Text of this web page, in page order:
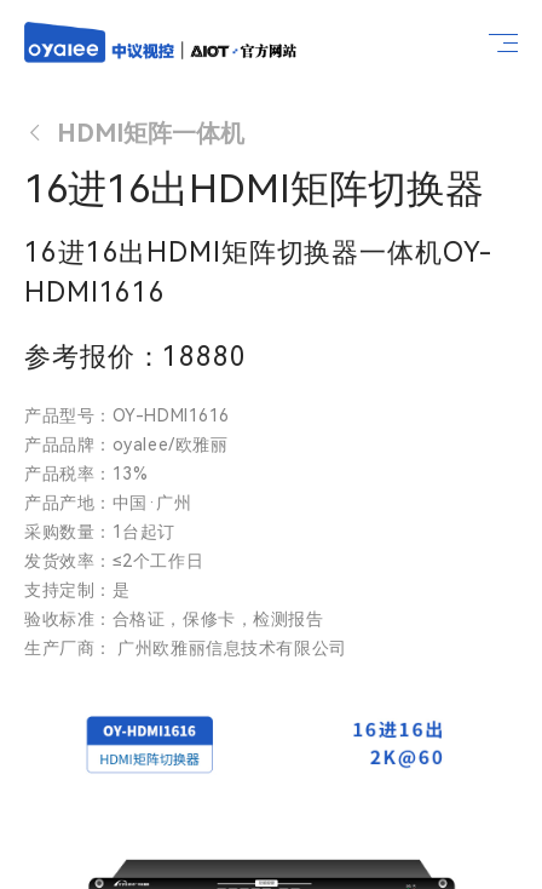
HDMI矩阵一体机
16进16出HDMI矩阵切换器
16进16出HDMI矩阵切换器一体机OY-
HDMI1616
参考报价：18880
产品型号：OY-HDMI1616
产品品牌：oyalee/欧雅丽
产品税率：13%
产品产地：中国·广州
采购数量：1台起订
发货效率：≤2个工作日
支持定制：是
验收标准：合格证，保修卡，检测报告
生产厂商： 广州欧雅丽信息技术有限公司